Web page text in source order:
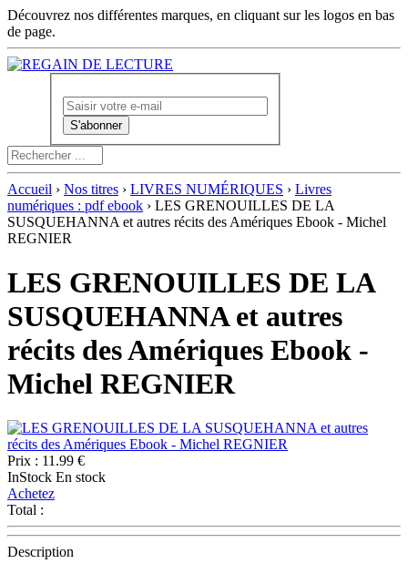
Découvrez nos différentes marques, en cliquant sur les logos en bas
de page.
Accueil › Nos titres › LIVRES NUMÉRIQUES › Livres
numériques : pdf ebook › LES GRENOUILLES DE LA
SUSQUEHANNA et autres récits des Amériques Ebook - Michel
REGNIER
LES GRENOUILLES DE LA
SUSQUEHANNA et autres
récits des Amériques Ebook -
Michel REGNIER
Prix : 11.99 €
InStock En stock
Achetez
Total :
Description